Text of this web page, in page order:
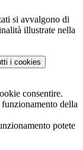
si avvalgono di
illustrate nella
i cookies
consentire.
della
potete